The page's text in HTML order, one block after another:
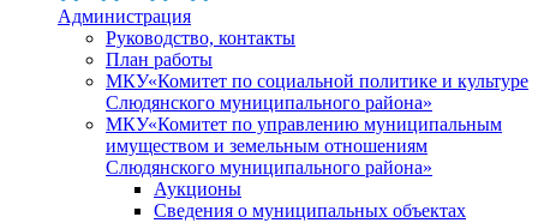
Администрация
Руководство, контакты
План работы
МКУ«Комитет по социальной политике и культуре
Слюдянского муниципального района»
МКУ«Комитет по управлению муниципальным
имуществом и земельным отношениям
Слюдянского муниципального района»
Аукционы
Сведения о муниципальных объектах